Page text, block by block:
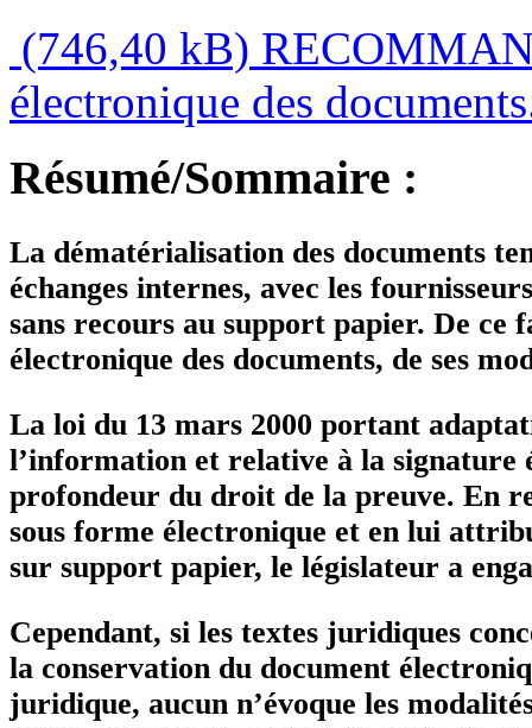
(746,40 kB)
électronique des
Résumé/Sommaire :
La dématérialisation des documents
échanges internes, avec les
sans recours au support papier. De ce
électronique des documents, de ses
La loi du 13 mars 2000 portant
l’information et relative à la signature
profondeur du droit de la preuve. En
sous forme électronique et en lui
sur support papier, le législateur a
Cependant, si les textes juridiques
la conservation du document
juridique, aucun n’évoque les